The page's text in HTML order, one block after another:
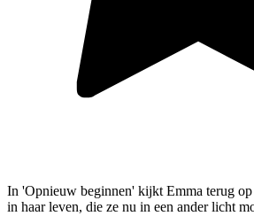
In 'Opnieuw beginnen' kijkt Emma terug
in haar leven, die ze nu in een ander licht